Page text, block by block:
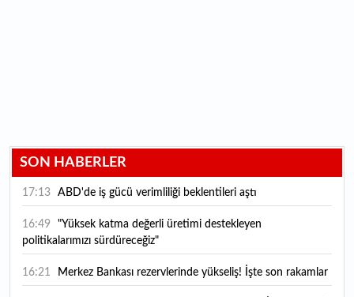
SON HABERLER
17:13 ABD'de iş gücü verimliliği beklentileri aştı
16:49
politikalarımızı sürdüreceğiz"
16:21 Merkez Bankası rezervlerinde yükseliş! İşte son rakamlar